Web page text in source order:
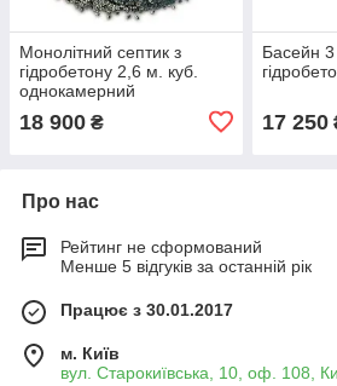
Монолітний септик з
гідробетону 2,6 м. куб.
однокамерний
18 900 ₴
Басейн
17 250
Про нас
Рейтинг не сформований
Менше 5 відгуків за останній рік
Працює з 30.01.2017
м. Київ
вул. Старокиївська, 10, оф. 108,